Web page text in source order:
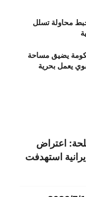
محاولة تسلل
يضيق مساحة
يعمل بحرية
اعتراض
إيرانية استهدفت